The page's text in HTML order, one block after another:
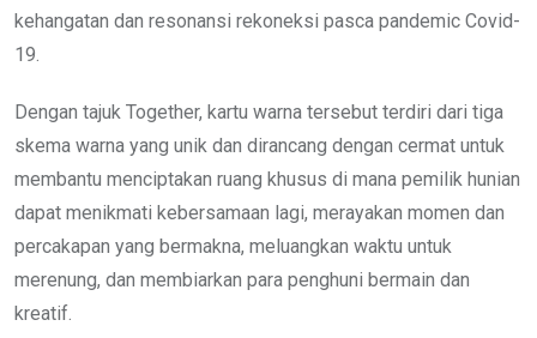
kehangatan dan resonansi rekoneksi pasca pandemic Covid-
19.
Dengan tajuk Together, kartu warna tersebut terdiri dari tiga
skema warna yang unik dan dirancang dengan cermat untuk
membantu menciptakan ruang khusus di mana pemilik hunian
dapat menikmati kebersamaan lagi, merayakan momen dan
percakapan yang bermakna, meluangkan waktu untuk
merenung, dan membiarkan para penghuni bermain dan
kreatif.